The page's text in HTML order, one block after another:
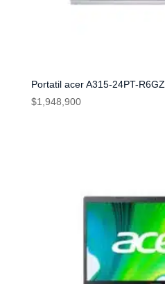
Portatil acer A315-24PT-R6GZ
$1,948,900